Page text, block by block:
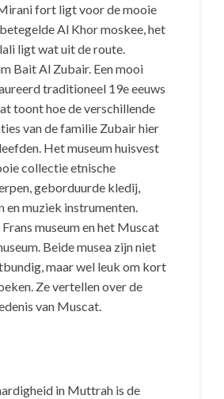
fort ligt voor de mooie
Al Khor moskee, het
ligt wat uit de route.
Bait Al Zubair. Een mooi
traditioneel 19e eeuws
toont hoe de verschillende
van de familie Zubair hier
Het museum huisvest
collectie etnische
geborduurde kledij,
en muziek instrumenten.
museum en het Muscat
Beide musea zijn niet
maar wel leuk om kort
Ze vertellen over de
van Muscat.
in Muttrah is de